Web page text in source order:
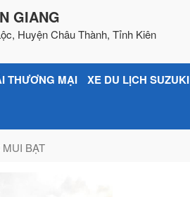
GIANG
Huyện Châu Thành, Tỉnh Kiên
THƯƠNG MẠI XE DU LỊCH SUZUKI
BẠT